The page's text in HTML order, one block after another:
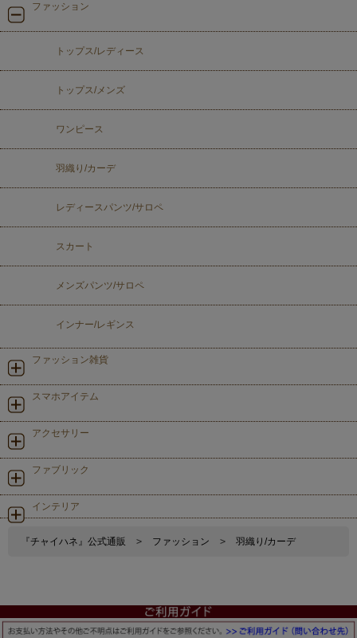
ファッション
トップス/レディース
トップス/メンズ
ワンピース
羽織り/カーデ
レディースパンツ/サロペ
スカート
メンズパンツ/サロペ
インナー/レギンス
ファッション雑貨
スマホアイテム
アクセサリー
ファブリック
インテリア
『チャイハネ』公式通販 > ファッション > 羽織り/カーデ